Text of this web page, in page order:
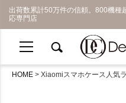
出荷数累計50万件の信頼。800機種
応専門店
HOME Xiaomiスマホケース人気